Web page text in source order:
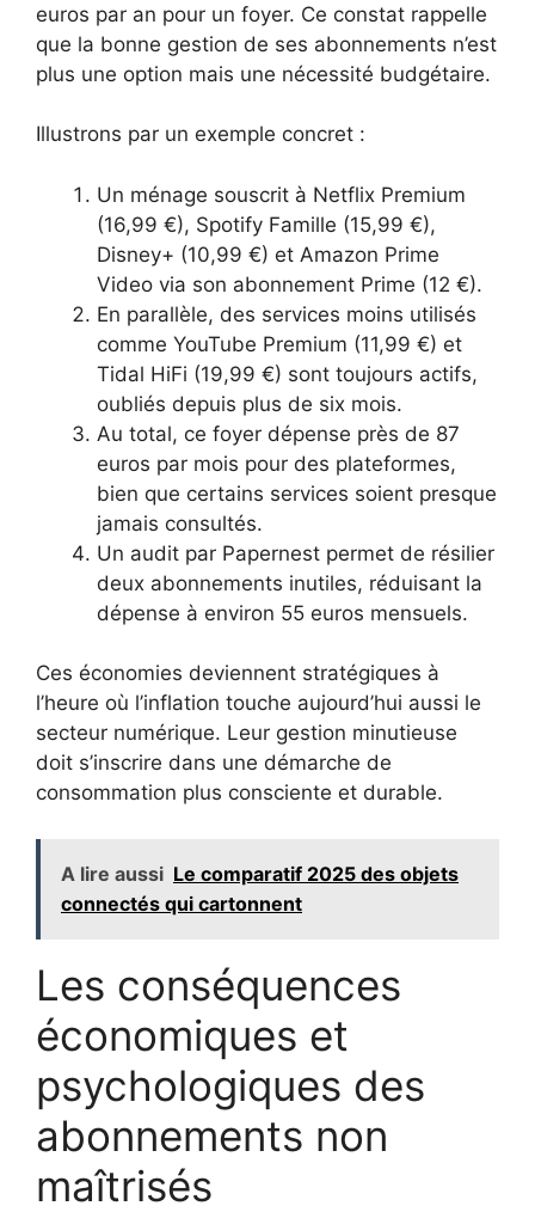
euros par an pour un foyer. Ce constat rappelle
que la bonne gestion de ses abonnements n’est
plus une option mais une nécessité budgétaire.
Illustrons par un exemple concret :
Un ménage souscrit à Netflix Premium
(16,99 €), Spotify Famille (15,99 €),
Disney+ (10,99 €) et Amazon Prime
Video via son abonnement Prime (12 €).
En parallèle, des services moins utilisés
comme YouTube Premium (11,99 €) et
Tidal HiFi (19,99 €) sont toujours actifs,
oubliés depuis plus de six mois.
Au total, ce foyer dépense près de 87
euros par mois pour des plateformes,
bien que certains services soient presque
jamais consultés.
Un audit par Papernest permet de résilier
deux abonnements inutiles, réduisant la
dépense à environ 55 euros mensuels.
Ces économies deviennent stratégiques à
l’heure où l’inflation touche aujourd’hui aussi le
secteur numérique. Leur gestion minutieuse
doit s’inscrire dans une démarche de
consommation plus consciente et durable.
A lire aussi Le comparatif 2025 des objets
connectés qui cartonnent
Les conséquences
économiques et
psychologiques des
abonnements non
maîtrisés